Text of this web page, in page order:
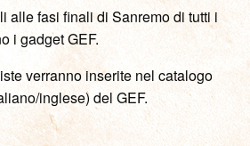
alle fasi finali di Sanremo di tutti i
i gadget GEF.
verranno inserite nel catalogo
inglese) del GEF.